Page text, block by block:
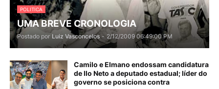
POLITICA
UMA BREVE CRONOLOGIA
Postado por Luiz Vasconcelos - 2/12/2009 06:49:00 PM
Camilo e Elmano endossam candidatura
de Ilo Neto a deputado estadual; líder do
governo se posiciona contra